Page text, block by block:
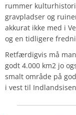
rummer
gravpladser og
akkurat ikke med i
og en tidligere
Retfærdigvis må
godt 4.000 km2 jo
smalt område på
i vest til